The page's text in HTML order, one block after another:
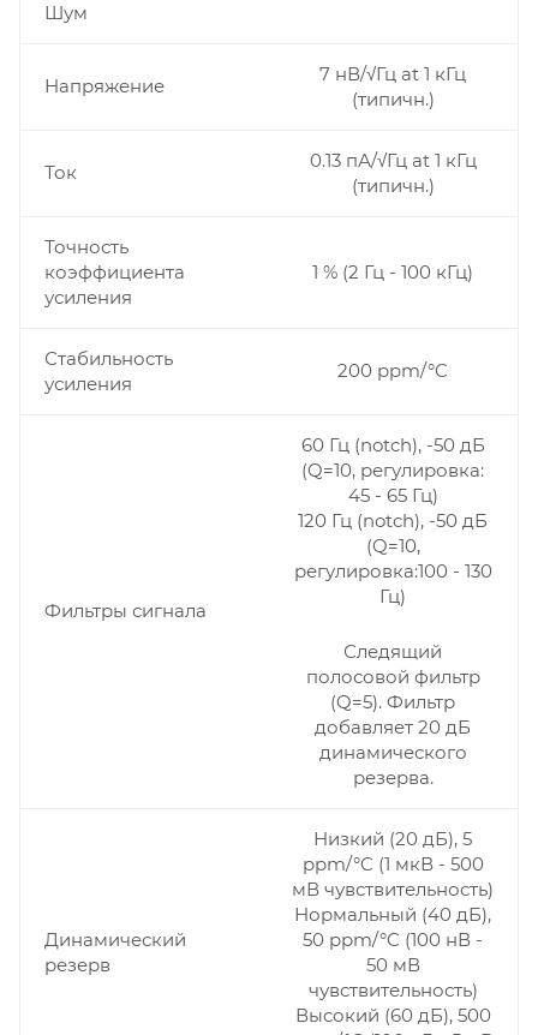
Шум
Напряжение
7 нВ/√Гц at 1 кГц
(типичн.)
Ток
0.13 пА/√Гц at 1 кГц
(типичн.)
Точность
коэффициента
усиления
1 % (2 Гц - 100 кГц)
Стабильность
усиления
200 ppm/°C
Фильтры сигнала
60 Гц (notch), -50 дБ
(Q=10, регулировка:
45 - 65 Гц)
120 Гц (notch), -50 дБ
(Q=10,
регулировка:100 - 130
Гц)
Следящий
полосовой фильтр
(Q=5). Фильтр
добавляет 20 дБ
динамического
резерва.
Динамический
резерв
Низкий (20 дБ), 5
ppm/°C (1 мкВ - 500
мВ чувствительность)
Нормальный (40 дБ),
50 ppm/°C (100 нВ -
50 мВ
чувствительность)
Высокий (60 дБ), 500